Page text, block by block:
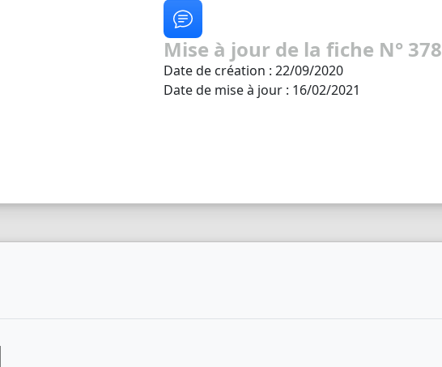
Mise à jour de la fiche N° 378
Date de création : 22/09/2020
Date de mise à jour : 16/02/2021